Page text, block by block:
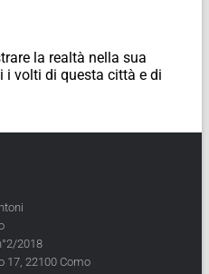
la realtà nella sua
i volti di questa città e di
2018
17, 22100 Como